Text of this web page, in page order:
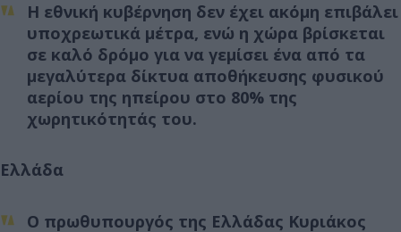
Η εθνική κυβέρνηση δεν έχει ακόμη επιβάλει
υποχρεωτικά μέτρα, ενώ η χώρα βρίσκεται
σε καλό δρόμο για να γεμίσει ένα από τα
μεγαλύτερα δίκτυα αποθήκευσης φυσικού
αερίου της ηπείρου στο 80% της
χωρητικότητάς του.
Ελλάδα
Ο πρωθυπουργός της Ελλάδας Κυριάκος